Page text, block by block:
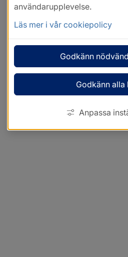
användarupplevelse.
Läs mer i vår cookiepolicy
Godkänn
Godkänn alla
Anpassa